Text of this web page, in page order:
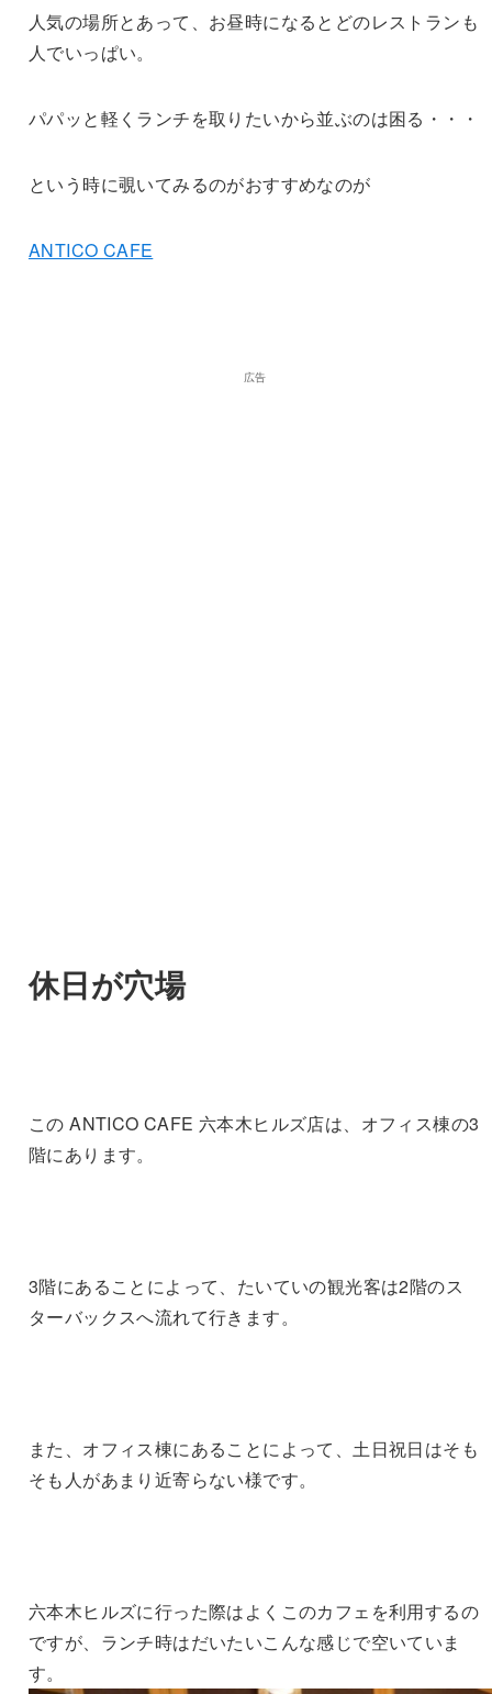
人気の場所とあって、お昼時になるとどのレストランも
人でいっぱい。
パパッと軽くランチを取りたいから並ぶのは困る・・・
という時に覗いてみるのがおすすめなのが
ANTICO CAFE
広告
休日が穴場
この ANTICO CAFE 六本木ヒルズ店は、オフィス棟の3
階にあります。
3階にあることによって、たいていの観光客は2階のス
ターバックスへ流れて行きます。
また、オフィス棟にあることによって、土日祝日はそも
そも人があまり近寄らない様です。
六本木ヒルズに行った際はよくこのカフェを利用するの
ですが、ランチ時はだいたいこんな感じで空いていま
す。